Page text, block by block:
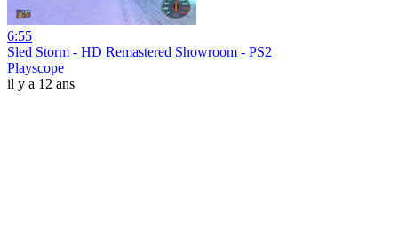
6:55
Sled Storm - HD Remastered Showroom - PS2
Playscope
il y a 12 ans